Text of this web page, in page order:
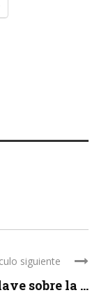
siguiente
sobre la ...